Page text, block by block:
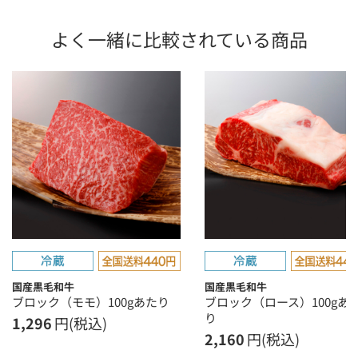
よく一緒に比較されている商品
国産黒毛和牛
ブロック（モモ）100gあたり
1,296円(税込)
国産黒毛和牛
ブロック（ロース）100gあ
り
2,160円(税込)